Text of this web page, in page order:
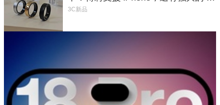
與智慧家電連動功能
3C新品